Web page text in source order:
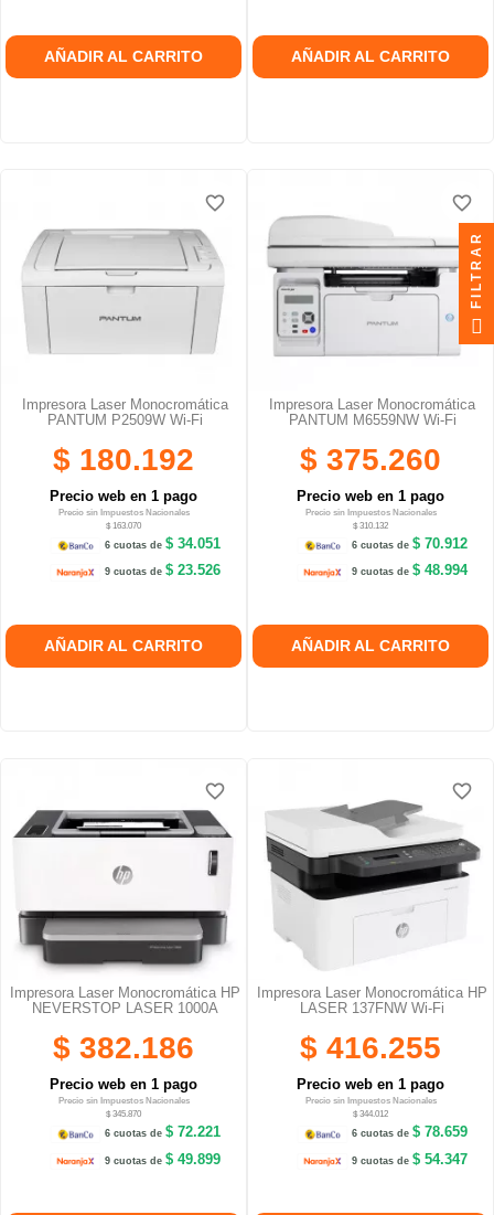
AÑADIR AL CARRITO AÑADIR AL CARRITO
Impresora Laser Monocromática
PANTUM P2509W Wi-Fi
$ 180.192
Precio web en 1 pago
Precio sin Impuestos Nacionales
$ 163.070
6 cuotas de$ 34.051
9 cuotas de$ 23.526
AÑADIR AL CARRITO
favorite_border
favorite_border
Impresora Laser Monocromática
PANTUM M6559NW Wi-Fi
$ 375.260
Precio web en 1 pago
Precio sin Impuestos Nacionales
$ 310.132
6 cuotas de$ 70.912
9 cuotas de$ 48.994
AÑADIR AL CARRITO
favorite_border
favorite_border
Impresora Laser Monocromática HP
NEVERSTOP LASER 1000A
$ 382.186
Precio web en 1 pago
Precio sin Impuestos Nacionales
$ 345.870
6 cuotas de$ 72.221
9 cuotas de$ 49.899
favorite_border
favorite_border
Impresora Laser Monocromática HP
LASER 137FNW Wi-Fi
$ 416.255
Precio web en 1 pago
Precio sin Impuestos Nacionales
$ 344.012
6 cuotas de$ 78.659
9 cuotas de$ 54.347
favorite_border
favorite_border
FILTRAR